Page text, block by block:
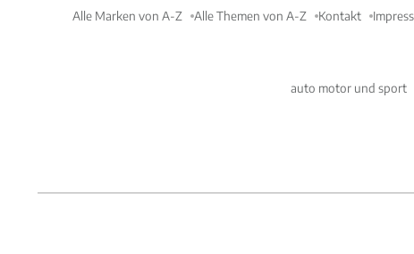
Alle Marken von A-Z Alle Themen von A-Z Kontakt
auto motor und sport